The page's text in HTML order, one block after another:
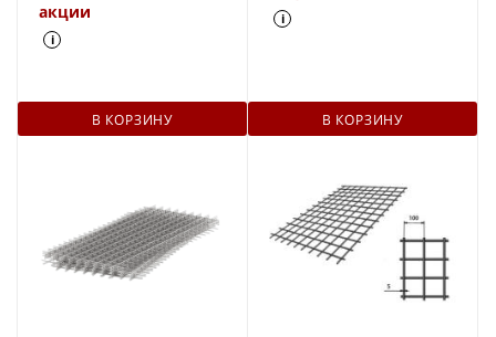
акции
i
В КОРЗИНУ
i
В КОРЗИНУ